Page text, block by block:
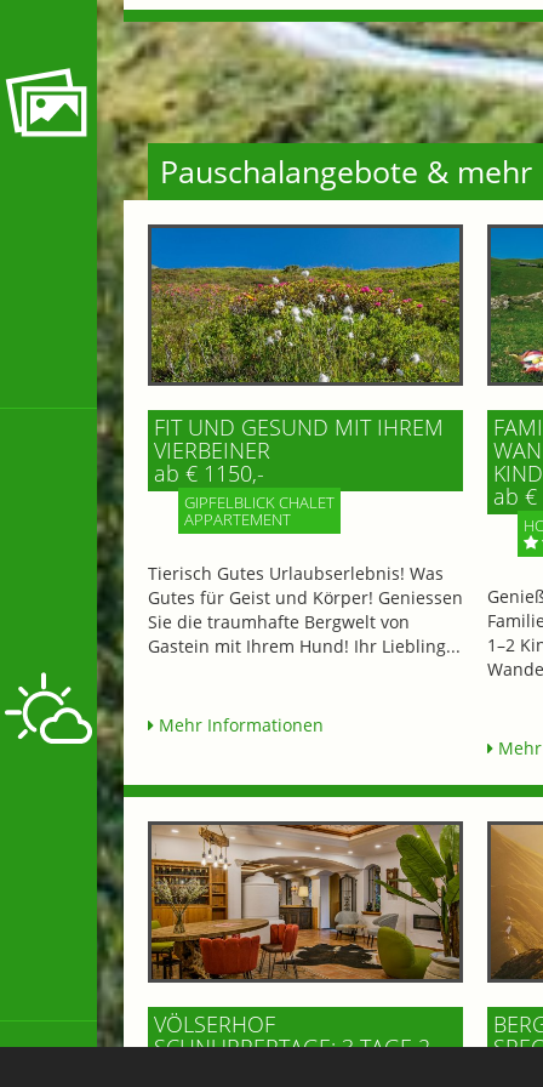
Pauschalangebote & mehr
FIT UND GESUND MIT IHREM
VIERBEINER
ab € 1150,-
GIPFELBLICK CHALET
APPARTEMENT
Tierisch Gutes Urlaubserlebnis! Was
Gutes für Geist und Körper! Geniessen
Sie die traumhafte Bergwelt von
Gastein mit Ihrem Hund! Ihr Liebling...
Mehr Informationen
IND
ab €
1–2
VÖLSERHOF
SCHNUPPERTAGE: 3 TAGE 2